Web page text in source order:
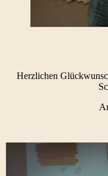
Herzlichen